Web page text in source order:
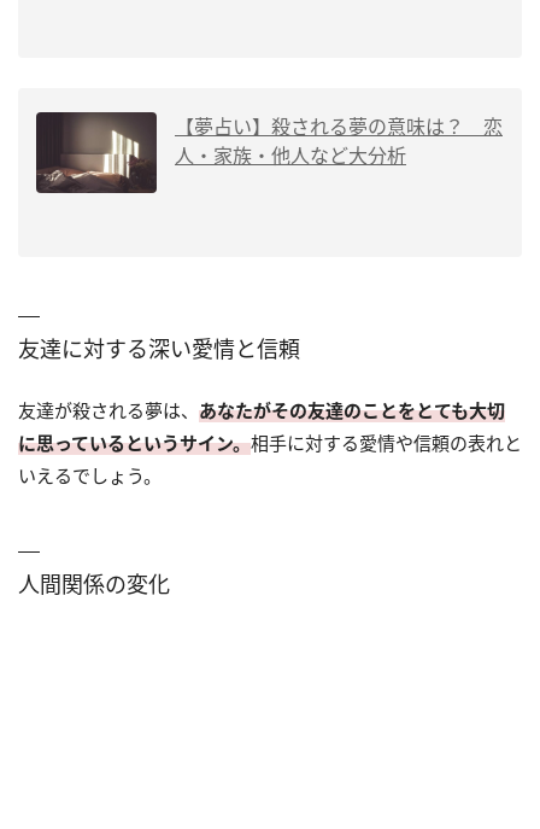
【夢占い】殺される夢の意味は？ 恋
人・家族・他人など大分析
友達に対する深い愛情と信頼
友達が殺される夢は、 あなたがその友達のことをとても大切
に思っているというサイン。相手に対する愛情や信頼の表れと
いえるでしょう。
人間関係の変化